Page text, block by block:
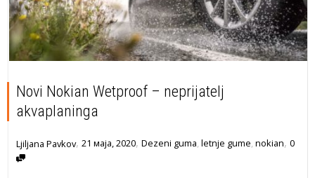
Novi Nokian Wetproof – neprijatelj
akvaplaninga
Ljiljana Pavkov, 21 маја, 2020, Dezeni guma, letnje gume, nokian, 0